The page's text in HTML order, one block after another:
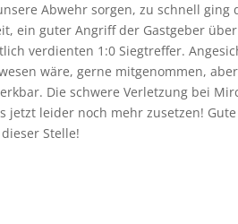
Abwehr sorgen, zu schnell
ein guter Angriff der Gastgeber
verdienten 1:0 Siegtreffer.
wäre, gerne mitgenommen,
Die schwere Verletzung bei
jetzt leider noch mehr zusetzen!
Stelle!